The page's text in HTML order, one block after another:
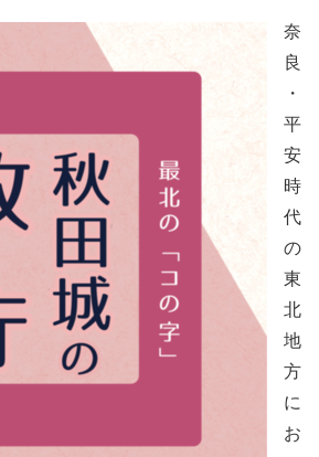
奈
良
・
平
安
時
代
の
東
北
地
方
に
お